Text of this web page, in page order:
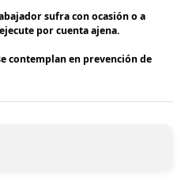
sufra con ocasión o a
por cuenta ajena.
contemplan en prevención de